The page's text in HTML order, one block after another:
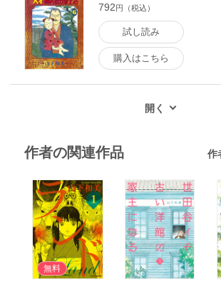
792円（税込）
試し読み
購入はこちら
作者の関連作品 作
無料